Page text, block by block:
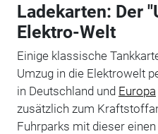
Ladekarten: Der
Elektro-Welt
Einige klassische
Umzug in die Elektrowelt
in Deutschland und Europa
zusätzlich zum
Fuhrparks mit dieser